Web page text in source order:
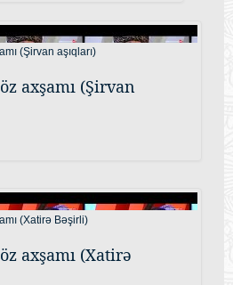
axşamı (Şirvan
axşamı (Xatirə